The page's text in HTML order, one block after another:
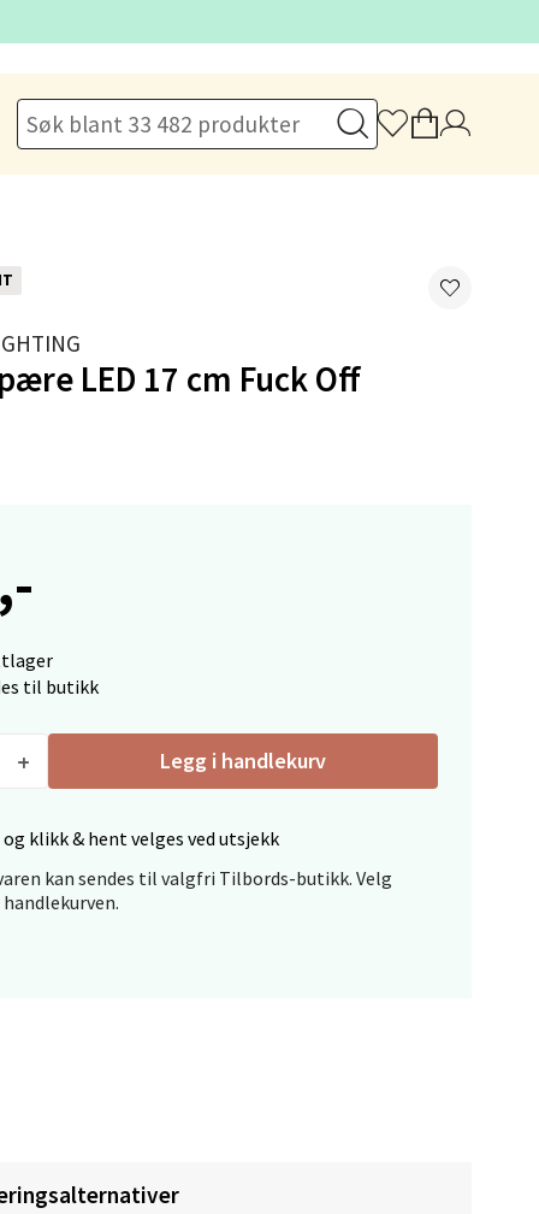
LED 17 cm Fuck Off
til butikk
Legg i handlekurv
klikk & hent velges ved utsjekk
kan sendes til valgfri Tilbords-butikk. Velg